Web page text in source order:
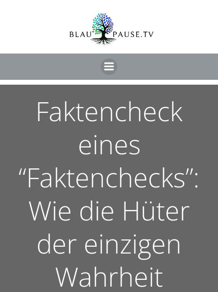
Faktencheck
eines
“Faktenchecks”:
Wie die Hüter
der einzigen
Wahrheit